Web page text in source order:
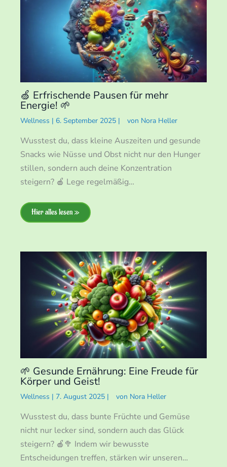
🍏 Erfrischende Pausen für mehr
Energie! 🌱
Wellness | 6. September 2025 | von Nora Heller
Wusstest du, dass kleine Auszeiten und gesunde
Snacks wie Nüsse und Obst nicht nur den Hunger
stillen, sondern auch deine Konzentration
steigern? 🍎 Lege regelmäßig…
Hier alles lesen »
🌱 Gesunde Ernährung: Eine Freude für
Körper und Geist!
Wellness | 7. August 2025 | von Nora Heller
Wusstest du, dass bunte Früchte und Gemüse
nicht nur lecker sind, sondern auch das Glück
steigern? 🍎🥦 Indem wir bewusste
Entscheidungen treffen, stärken wir unseren…